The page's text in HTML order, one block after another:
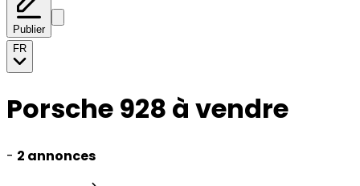
Publier
FR
Porsche 928 à vendre
- 2 annonces